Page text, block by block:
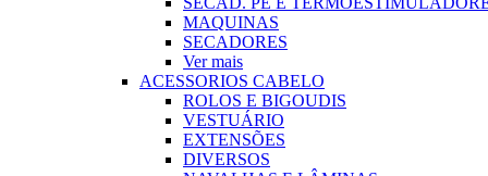
MAQUINAS
SECADORES
Ver mais
ACESSORIOS CABELO
ROLOS E BIGOUDIS
VESTUÁRIO
EXTENSÕES
DIVERSOS